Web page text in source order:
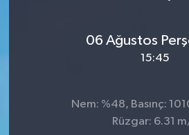
06 Ağustos
15:45
Nem: %48, Basınç:
Rüzgar: 6.31